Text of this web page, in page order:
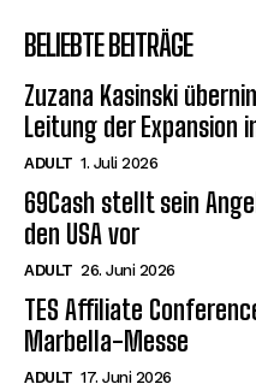
BELIEBTE BEITRÄGE
Zuzana Kasinski
Leitung der Expansion
ADULT 1. Juli 2026
69Cash stellt sein
den USA vor
ADULT 26. Juni 2026
TES Affiliate
Marbella-Messe
ADULT 17. Juni 2026